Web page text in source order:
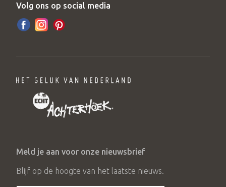
Volg ons op social media
Meld je aan voor onze nieuwsbrief
Blijf op de hoogte van het laatste nieuws.